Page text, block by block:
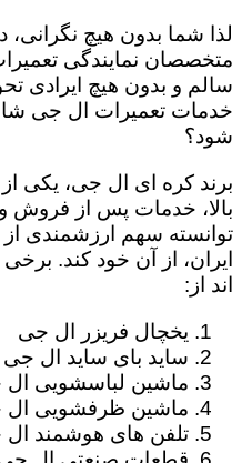
لذا شما بدون هیچ
متخصصان نمایندگی
سالم و بدون هیچ ایرادی
خدمات تعمیرات ال جی
شود؟
برند کره ای ال جی، یکی
بالا، خدمات پس از فروش
توانسته سهم ارزشمندی از
ایران، از آن خود کند.
اند از:
یخچال فریزر ال جی
ساید بای ساید ال جی
ماشین لباسشویی
ماشین ظرفشویی
تلفن های هوشمند